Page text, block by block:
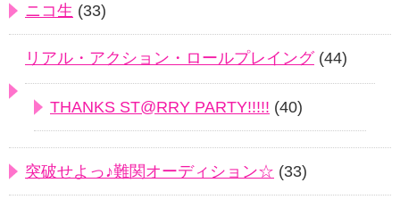
ニコ生 (33)
リアル・アクション・ロールプレイング(44)
THANKS ST@RRY PARTY!!!!! (40)
突破せよっ♪難関オーディション☆ (33)